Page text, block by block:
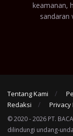
keamanan,
sandaran
Tentang Kami
Redaksi
Privacy
© 2020 - 2026 PT.
dilindungi undang-